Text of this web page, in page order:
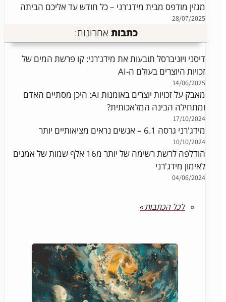
מגזין מודפס מבית מידג'רני – כל חודש עד אליכם הביתה
28/07/2025
כתבותאחרונות:
דיסני ויוניברסל תובעות את מידג'רני: קו פרשת המים של
זכויות היוצרים בעולם ה-AI
14/06/2025
מאבק על זכויות יוצרים באומנות AI: היכן מסתיים האדם
ומתחילה הבינה המלאכותית?
17/10/2024
מידג'רני גרסה 6.1 – אנשים נראים מציאותיים יותר
10/10/2024
הודלפה לרשת רשימה של יותר מ16 אלף שמות של אמנים
לאימון מידג'רני
04/06/2024
לכל הכתבות »